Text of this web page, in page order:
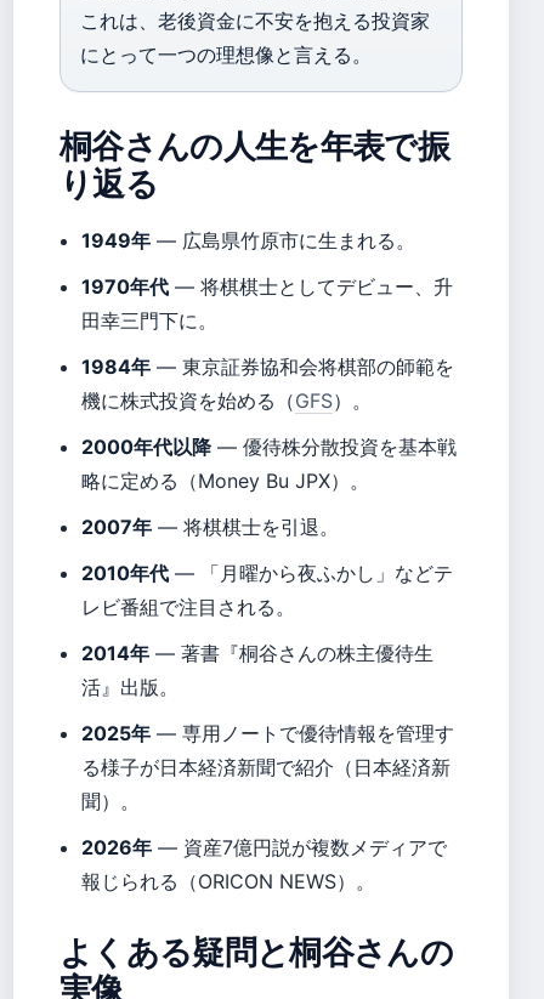
これは、老後資金に不安を抱える投資家
にとって一つの理想像と言える。
桐谷さんの人生を年表で振
り返る
1949年 — 広島県竹原市に生まれる。
1970年代 — 将棋棋士としてデビュー、升
田幸三門下に。
1984年 — 東京証券協和会将棋部の師範を
機に株式投資を始める（GFS）。
2000年代以降 — 優待株分散投資を基本戦
略に定める（Money Bu JPX）。
2007年 — 将棋棋士を引退。
2010年代 — 「月曜から夜ふかし」などテ
レビ番組で注目される。
2014年 — 著書『桐谷さんの株主優待生
活』出版。
2025年 — 専用ノートで優待情報を管理す
る様子が日本経済新聞で紹介（日本経済新
聞）。
2026年 — 資産7億円説が複数メディアで
報じられる（ORICON NEWS）。
よくある疑問と桐谷さんの
実像